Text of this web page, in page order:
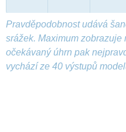
Pravděpodobnost udává
srážek. Maximum zobrazuje
očekávaný úhrn pak
vychází ze 40 výstupů